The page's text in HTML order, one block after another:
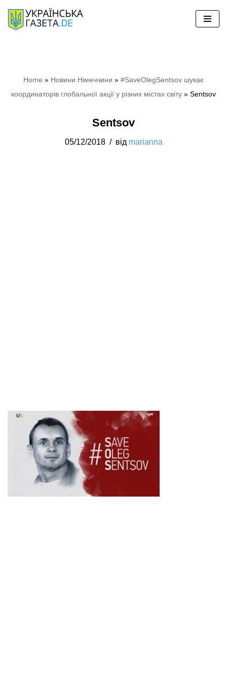
Перейти
Home » Новини Німеччини » #SaveOlegSentsov шукає
координаторів глобальної акції у різних містах світу » Sentsov
Sentsov
05/12/2018 від marianna